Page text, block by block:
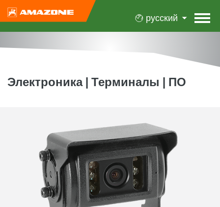
русский
Электроника | Терминалы | ПО